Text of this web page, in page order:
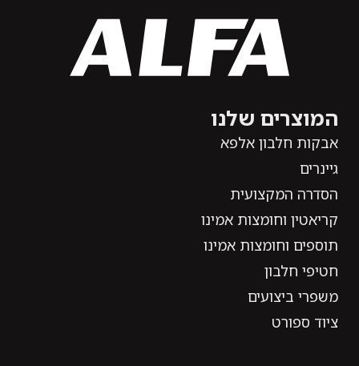
המוצרים שלנו
אבקות חלבון אלפא
גיינרים
הסדרה המקצועית
קריאטין וחומצות אמינו
תוספים וחומצות אמינו
חטיפי חלבון
משפרי ביצועים
ציוד ספורט